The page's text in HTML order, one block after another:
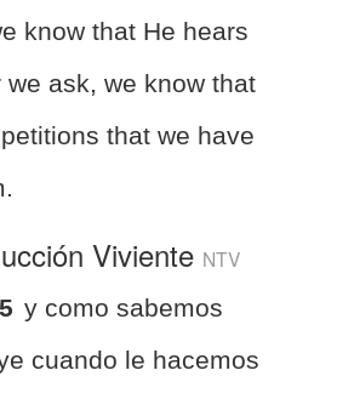
know that He hears
we ask, we know that
that we have
Viviente NTV
y como sabemos
cuando le hacemos